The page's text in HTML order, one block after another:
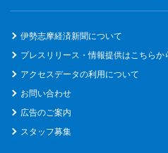
伊勢志摩経済新聞について
プレスリリース・情報提供はこちらか
アクセスデータの利用について
お問い合わせ
広告のご案内
スタッフ募集